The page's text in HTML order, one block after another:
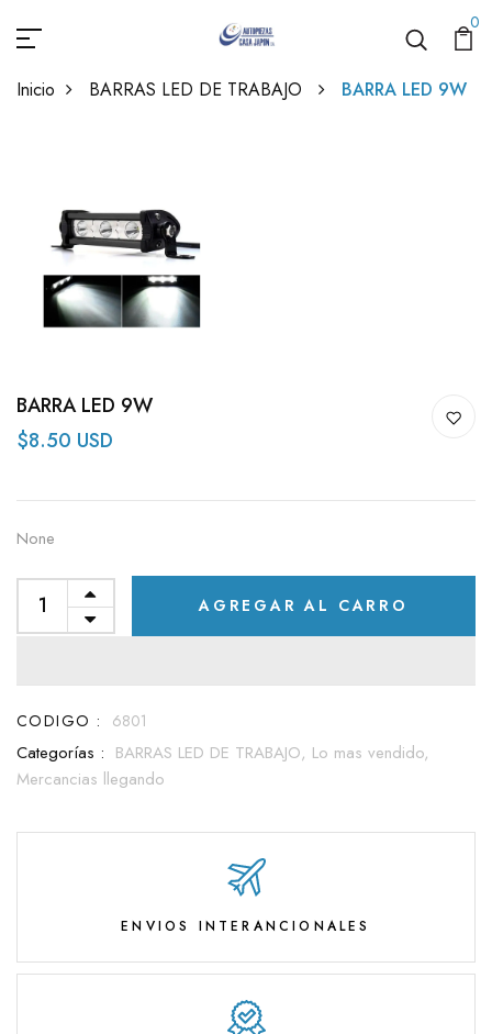
0
Inicio BARRAS LED DE TRABAJO BARRA LED 9W
BARRA LED 9W
$8.50 USD
None
AGREGAR AL CARRO
CODIGO : 6801
Categorías : BARRAS LED DE TRABAJO, Lo mas vendido,
Mercancias llegando
ENVIOS INTERANCIONALES